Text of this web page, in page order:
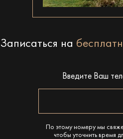
Записаться на
Введите Ваш
По этому номеру мы
чтобы уточнить время